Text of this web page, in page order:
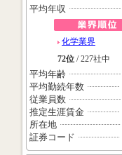
平均年収
化学業界
72位 / 227社中
平均年齢
平均勤続年数
従業員数
推定生涯賃金
所在地
証券コード